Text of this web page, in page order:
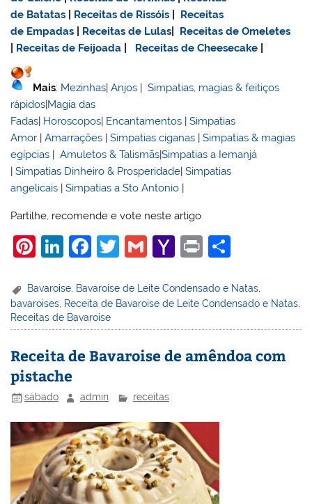
de Batatas
Receitas de Rissóis
Receitas
de Empadas
Receitas de Lulas
Receitas de Omeletes
Receitas de Feijoada Receitas de Cheesecake
Mais: Mezinhas|Anjos |Simpatias, magias & feitiços
rápidos|Magia das
Fadas| Horoscopos| Encantamentos |Simpatias
Amor |Amarrações |Simpatias ciganas |Simpatias & magias
egípcias |Amuletos & Talismãs|Simpatias a Iemanjá
|Simpatias Dinheiro & Prosperidade|Simpatias
angelicais |Simpatias a Sto Antonio |
Partilhe, recomende e vote neste artigo
Pi
er
e
st
Li
k
e
dI
n
F
c
e
b
o
k
T
itt
er
G
ai
l
Y
h
o
o
M
Pr
t
ar
e
Bavaroise, Bavaroise de Leite Condensado e Natas,
bavaroises Receita de Bavaroise de Leite Condensado e Natas
Receitas de Bavaroise
Receita de Bavaroise de amêndoa com
pistache
sábado admin receitas